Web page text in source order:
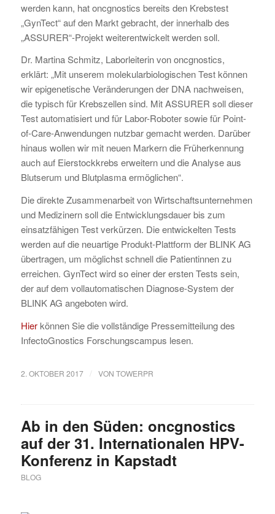
werden kann, hat oncgnostics bereits den Krebstest
„GynTect“ auf den Markt gebracht, der innerhalb des
„ASSURER“-Projekt weiterentwickelt werden soll.
Dr. Martina Schmitz, Laborleiterin von oncgnostics,
erklärt: „Mit unserem molekularbiologischen Test können
wir epigenetische Veränderungen der DNA nachweisen,
die typisch für Krebszellen sind. Mit ASSURER soll dieser
Test automatisiert und für Labor-Roboter sowie für Point-
of-Care-Anwendungen nutzbar gemacht werden. Darüber
hinaus wollen wir mit neuen Markern die Früherkennung
auch auf Eierstockkrebs erweitern und die Analyse aus
Blutserum und Blutplasma ermöglichen“.
Die direkte Zusammenarbeit von Wirtschaftsunternehmen
und Medizinern soll die Entwicklungsdauer bis zum
einsatzfähigen Test verkürzen. Die entwickelten Tests
werden auf die neuartige Produkt-Plattform der BLINK AG
übertragen, um möglichst schnell die Patientinnen zu
erreichen. GynTect wird so einer der ersten Tests sein,
der auf dem vollautomatischen Diagnose-System der
BLINK AG angeboten wird.
Hierkönnen Sie die vollständige Pressemitteilung des
InfectoGnostics Forschungscampus lesen.
2. OKTOBER 2017 / VON TOWERPR
Ab in den Süden: oncgnostics
auf der 31. Internationalen HPV-
Konferenz in Kapstadt
BLOG